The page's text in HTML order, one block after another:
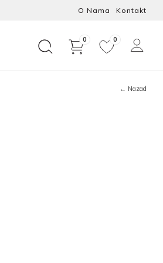
O Nama Kontakt
0 0
← Nazad